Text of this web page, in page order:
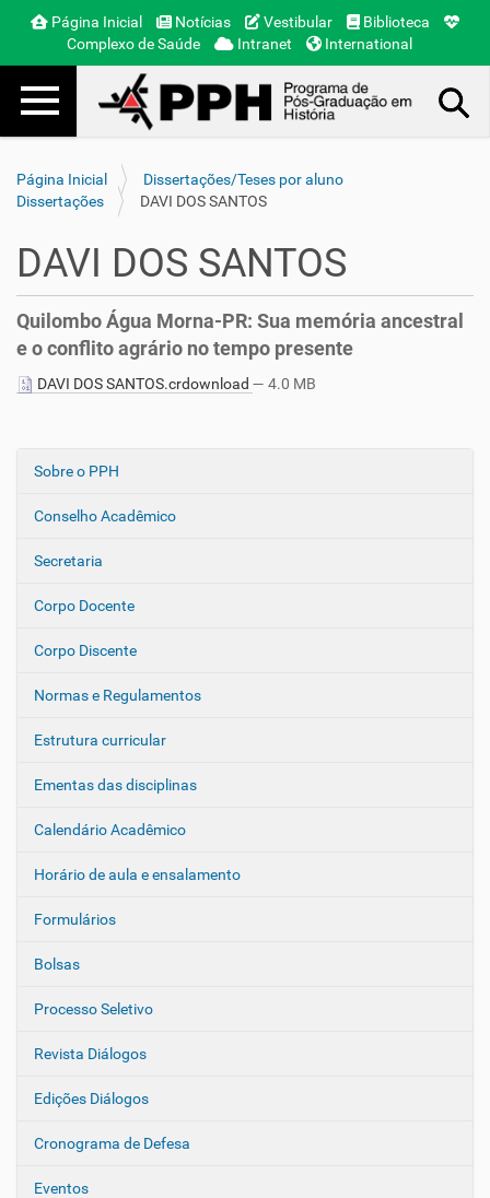
Página Inicial Notícias Vestibular
Biblioteca
Complexo de Saúde
Intranet International
Toggle navigation
Página Inicial
Dissertações/Teses por aluno
Dissertações
DAVI DOS SANTOS
N
e
a
ç
o
Sobre o PPH
Conselho Acadêmico
Secretaria
Corpo Docente
Corpo Discente
Normas e Regulamentos
Estrutura curricular
Ementas das disciplinas
Calendário Acadêmico
Horário de aula e ensalamento
Formulários
Bolsas
Processo Seletivo
Revista Diálogos
Edições Diálogos
Cronograma de Defesa
Eventos
DAVI DOS SANTOS
Quilombo Água Morna-PR: Sua memória ancestral
e o conflito agrário no tempo presente
DAVI DOS SANTOS.crdownload — 4.0 MB